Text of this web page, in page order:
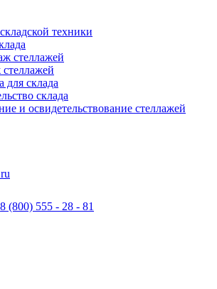
техники
стеллажей
для склада
склада
и освидетельствование стеллажей
8 (800) 555 - 28 - 81